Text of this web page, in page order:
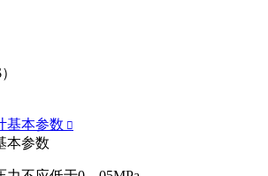
本参数